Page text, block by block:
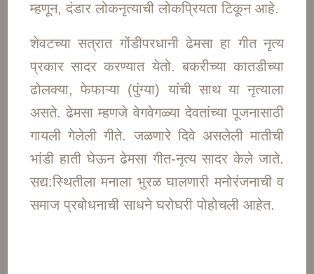
म्हणून, दंडार लोकनृत्याची लोकप्रियता टिकून आहे.
शेवटच्या सत्रात गोंडीपरधानी ढेमसा हा गीत नृत्य
प्रकार सादर करण्यात येतो. बकरीच्या कातडीच्या
ढोलक्या, फेफाऱ्या (पुंग्या) यांची साथ या नृत्याला
असते. ढेमसा म्हणजे वेगवेगळ्या देवतांच्या पूजनासाठी
गायली गेलेली गीते. जळणारे दिवे असलेली मातीची
भांडी हाती घेऊन ढेमसा गीत-नृत्य सादर केले जाते.
सद्य:स्थितीला मनाला भुरळ घालणारी मनोरंजनाची व
समाज प्रबोधनाची साधने घरोघरी पोहोचली आहेत.